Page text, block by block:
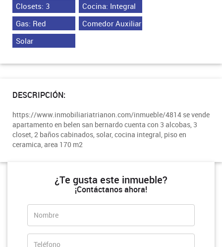
Closets: 3
Cocina: Integral
Gas: Red
Comedor Auxiliar
Solar
DESCRIPCIÓN:
https://www.inmobiliariatrianon.com/inmueble/4814 se vende
apartamento en belen san bernardo cuenta con 3 alcobas, 3
closet, 2 baños cabinados, solar, cocina integral, piso en
ceramica, area 170 m2
¿Te gusta este inmueble?
¡Contáctanos ahora!